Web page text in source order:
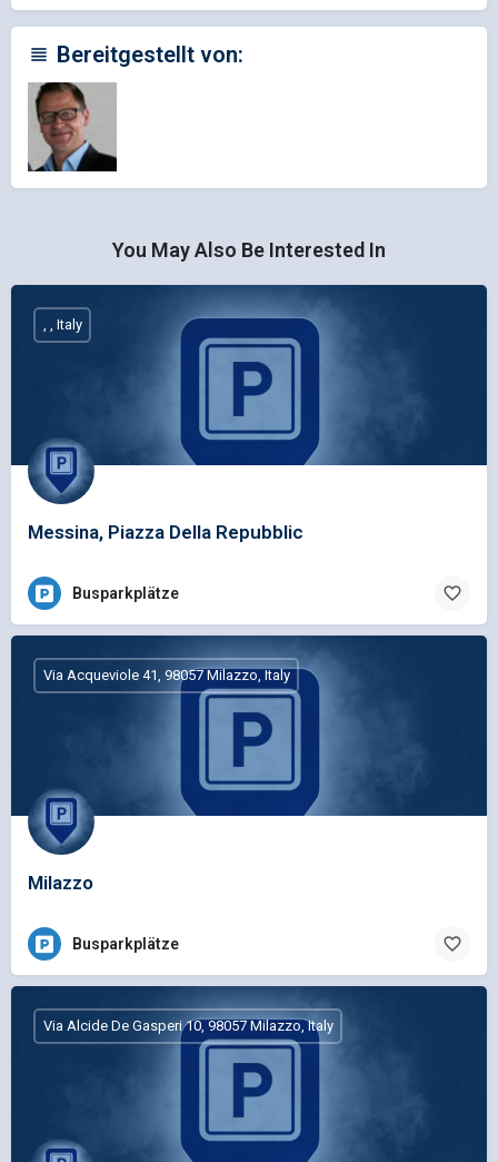
Bereitgestellt von:
You May Also Be Interested In
Messina, Piazza Della Repubblic
, , Italy
Busparkplätze
Milazzo
Via Acqueviole 41, 98057 Milazzo, Italy
Busparkplätze
Via Alcide De Gasperi 10, 98057 Milazzo, Italy